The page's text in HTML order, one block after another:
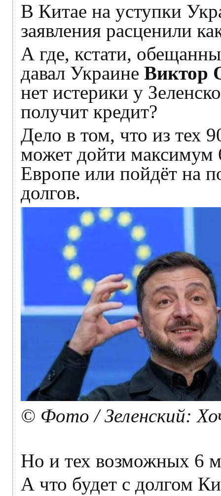
В Китае на уступки
заявления расценили
А где, кстати,
давал Украине Виктор
нет истерики у
получит кредит?
Дело в том, что из тех
может дойти максимум
Европе или пойдёт на
долгов.
© Фото / Зеленский:
Но и тех возможных 6
А что будет с долгом